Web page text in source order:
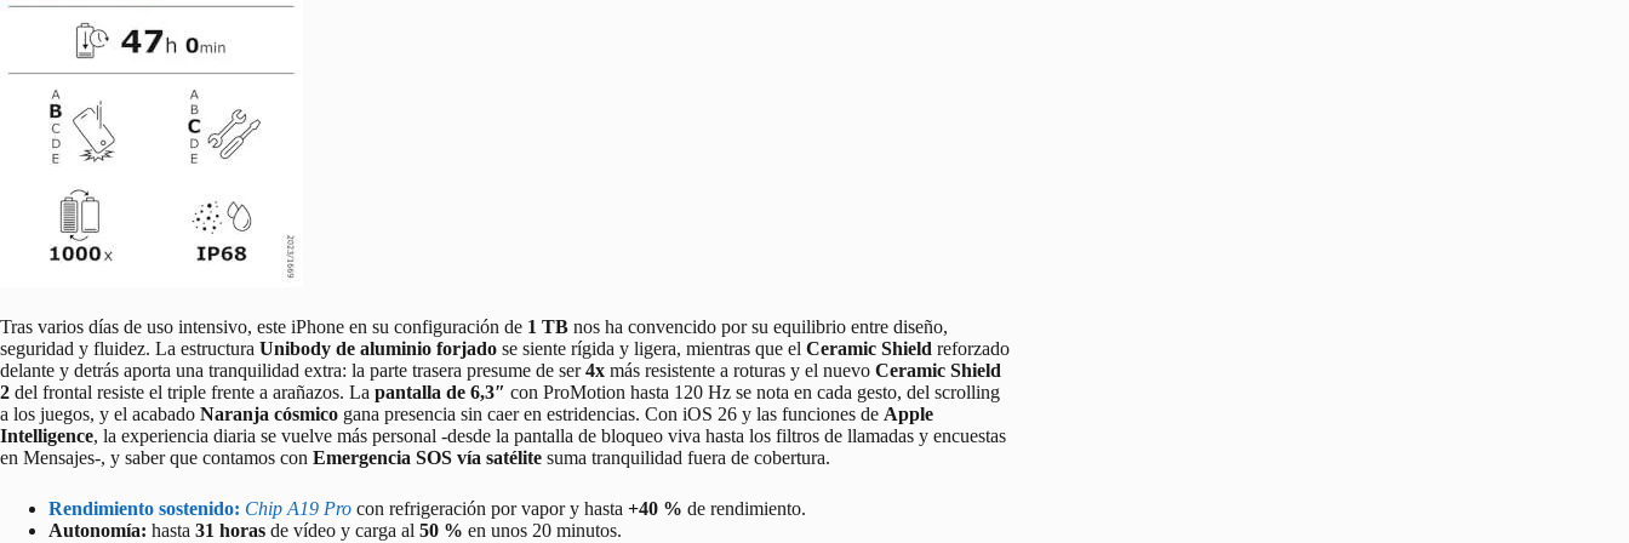
Tras varios días de uso intensivo, este iPhone en su configuración de 1 TB nos ha convencido por su equilibrio entre diseño,
seguridad y fluidez. La estructura Unibody de aluminio forjado se siente rígida y ligera, mientras que el Ceramic Shield reforzado
delante y detrás aporta una tranquilidad extra: la parte trasera presume de ser4x más resistente a roturas y el nuevo Ceramic Shield
2 del frontal resiste el triple frente a arañazos. La pantalla de 6,3″ con ProMotion hasta 120 Hz se nota en cada gesto, del scrolling
a los juegos, y el acabado Naranja cósmico gana presencia sin caer en estridencias. Con iOS 26 y las funciones de Apple
Intelligence, la experiencia diaria se vuelve más personal -desde la pantalla de bloqueo viva hasta los filtros de llamadas y encuestas
en Mensajes-, y saber que contamos con Emergencia SOS vía satélite suma tranquilidad fuera de cobertura.
Rendimiento sostenido: Chip A19 Pro con refrigeración por vapor y hasta +40 % de rendimiento.
Autonomía: hasta 31 horas de vídeo y carga al 50 % en unos 20 minutos.